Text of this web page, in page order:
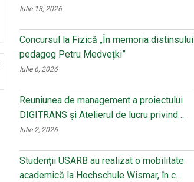
Iulie 13, 2026
Concursul la Fizică „În memoria distinsului
pedagog Petru Medvețki”
Iulie 6, 2026
Reuniunea de management a proiectului
DIGITRANS și Atelierul de lucru privind…
Iulie 2, 2026
Studenții USARB au realizat o mobilitate
academică la Hochschule Wismar, în c…